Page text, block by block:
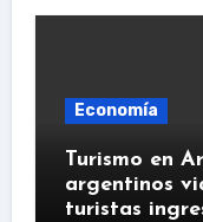
Economía
Turismo en
argentinos
turistas